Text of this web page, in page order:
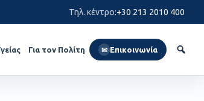
Τηλ. κέντρο:+30 213 2010 400
Για τον Πολίτη ✉ Επικοινωνία